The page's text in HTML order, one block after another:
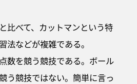
比べて、カットマンという特
法などが複雑である。
数を競う競技である。ボール
う競技ではない。簡単に言っ